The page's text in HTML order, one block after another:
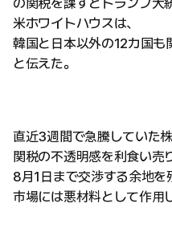
の関税を課すとトランプ大
米ホワイトハウスは、
韓国と日本以外の12カ国も
と伝えた。
直近3週間で急騰していた株
関税の不透明感を利食い売
8月1日まで交渉する余地を
市場には悪材料として作用